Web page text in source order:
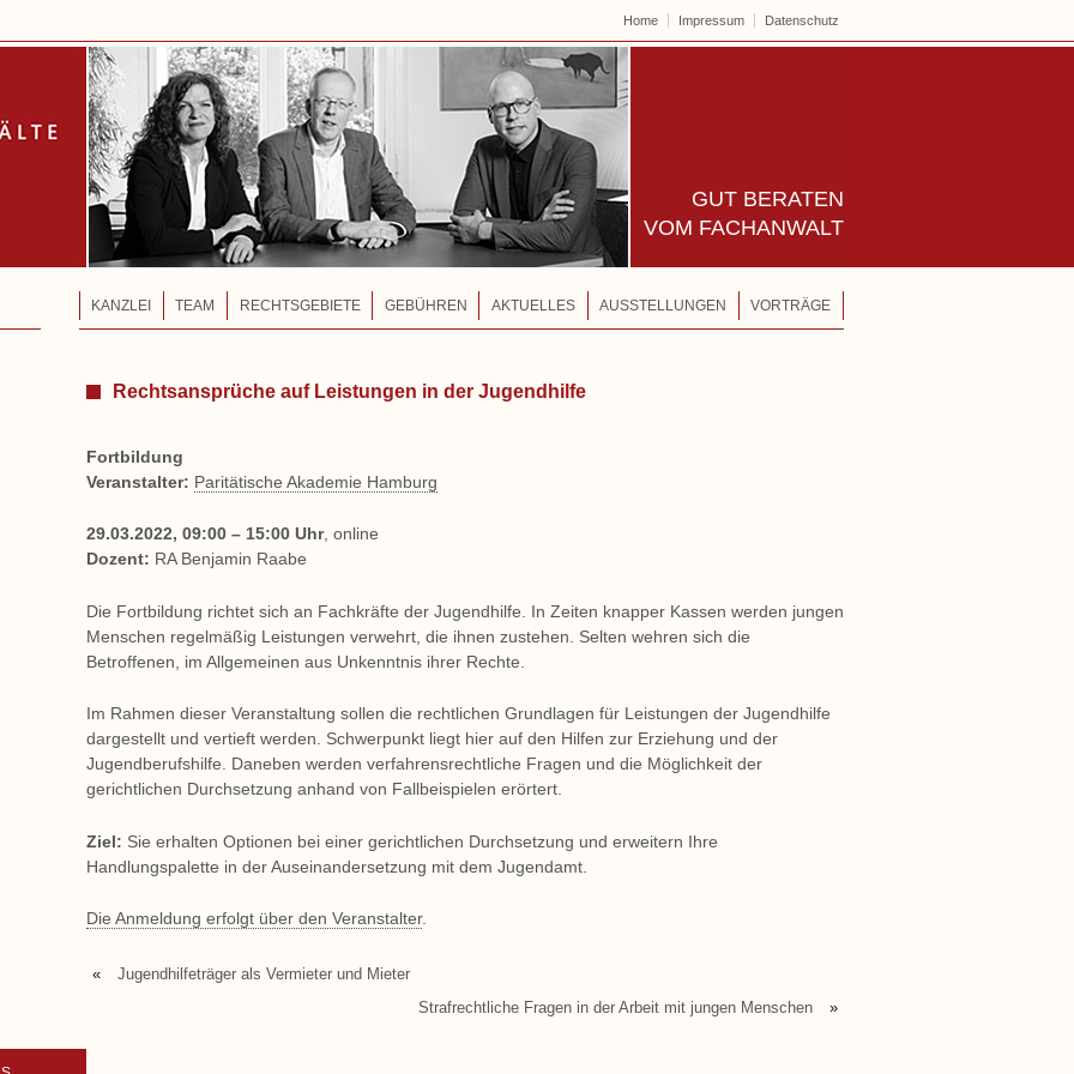
Home Impressum Datenschutz
GUT BERATEN
VOM FACHANWALT
KANZLEI TEAM RECHTSGEBIETE GEBÜHREN AKTUELLES AUSSTELLUNGEN VORTRÄGE
Rechtsansprüche auf Leistungen in der Jugendhilfe
Fortbildung
Veranstalter: Paritätische Akademie Hamburg
29.03.2022, 09:00 – 15:00 Uhr, online
Dozent: RA Benjamin Raabe
Die Fortbildung richtet sich an Fachkräfte der Jugendhilfe. In Zeiten knapper Kassen werden jungen
Menschen regelmäßig Leistungen verwehrt, die ihnen zustehen. Selten wehren sich die
Betroffenen, im Allgemeinen aus Unkenntnis ihrer Rechte.
Im Rahmen dieser Veranstaltung sollen die rechtlichen Grundlagen für Leistungen der Jugendhilfe
dargestellt und vertieft werden. Schwerpunkt liegt hier auf den Hilfen zur Erziehung und der
Jugendberufshilfe. Daneben werden verfahrensrechtliche Fragen und die Möglichkeit der
gerichtlichen Durchsetzung anhand von Fallbeispielen erörtert.
Ziel: Sie erhalten Optionen bei einer gerichtlichen Durchsetzung und erweitern Ihre
Handlungspalette in der Auseinandersetzung mit dem Jugendamt.
Die Anmeldung erfolgt über den Veranstalter.
«
Jugendhilfeträger als Vermieter und Mieter
Strafrechtliche Fragen in der Arbeit mit jungen Menschen
»